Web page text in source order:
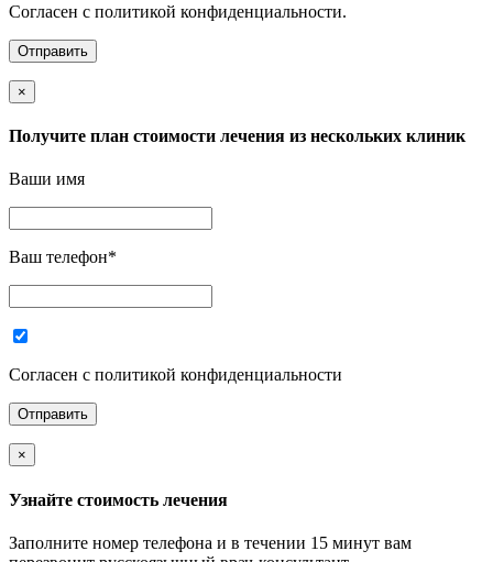
Согласен с политикой конфиденциальности.
×
Получите план стоимости лечения из нескольких клиник
Ваши имя
Ваш телефон*
Согласен с политикой конфиденциальности
×
Узнайте стоимость лечения
Заполните номер телефона и в течении 15 минут вам